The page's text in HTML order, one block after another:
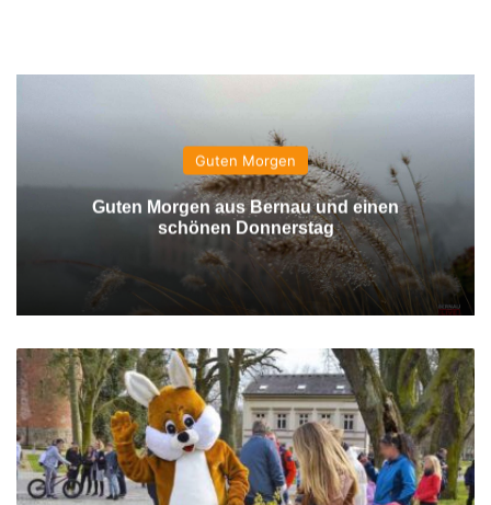
Guten Morgen
Guten Morgen aus Bernau und einen
schönen Donnerstag